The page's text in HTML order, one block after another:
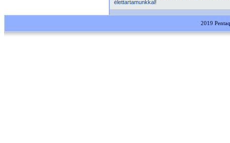
élettartamunkkal!
2019 Pentaqua Kft.